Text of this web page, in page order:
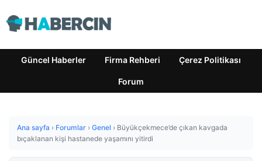
Güncel Haberler Firma Rehberi Çerez Politikası
Forum
Ana sayfa › Forumlar › Genel › Büyükçekmece’de çıkan kavgada
bıçaklanan kişi hastanede yaşamını yitirdi